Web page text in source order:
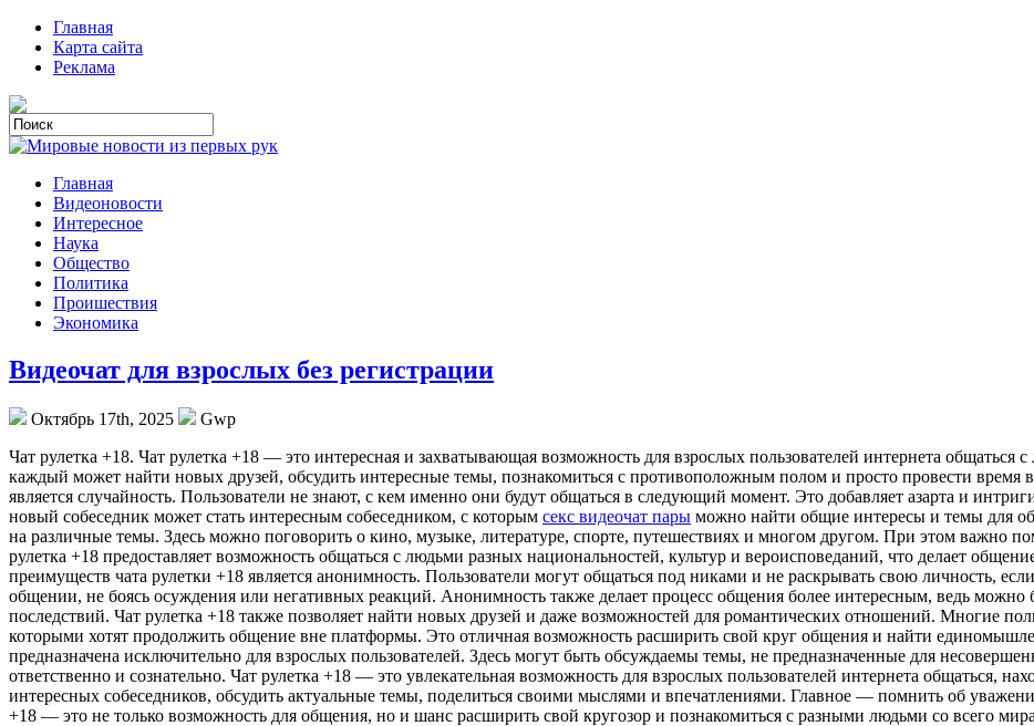
Главная
Карта сайта
Реклама
Главная
Видеоновости
Интересное
Наука
Общество
Политика
Проишествия
Экономика
Видеочат для взрослых без регистрации
Октябрь 17th, 2025
Gwp
Чaт рулeткa +18. Чaт рулетка +18 — это интересная и захватывающая возможность для взрослых пользователей интернета общаться
каждый может найти новых друзей, обсудить интересные темы, познакомиться с противоположным полом и просто провести время
является случайность. Пользователи не знают, с кем именно они будут общаться в следующий момент. Это добавляет азарта и
новый собеседник может стать интересным собеседником, с которым секс видеочат пары можно найти общие интересы и темы для
на различные темы. Здесь можно поговорить о кино, музыке, литературе, спорте, путешествиях и многом другом. При этом важно
рулетка +18 предоставляет возможность общаться с людьми разных национальностей, культур и вероисповеданий, что делает
преимуществ чата рулетки +18 является анонимность. Пользователи могут общаться под никами и не раскрывать свою личность,
общении, не боясь осуждения или негативных реакций. Анонимность также делает процесс общения более интересным, ведь можно
последствий. Чат рулетка +18 также позволяет найти новых друзей и даже возможностей для романтических отношений. Многие
которыми хотят продолжить общение вне платформы. Это отличная возможность расширить свой круг общения и найти
предназначена исключительно для взрослых пользователей. Здесь могут быть обсуждаемы темы, не предназначенные для
ответственно и сознательно. Чат рулетка +18 — это увлекательная возможность для взрослых пользователей интернета общаться,
интересных собеседников, обсудить актуальные темы, поделиться своими мыслями и впечатлениями. Главное — помнить об
+18 — это не только возможность для общения, но и шанс расширить свой кругозор и познакомиться с разными людьми со всего